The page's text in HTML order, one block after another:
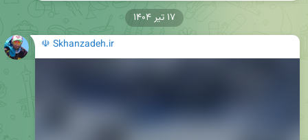
☫ Skhanzadeh.ir
۱۷ تیر ۱۴۰۴